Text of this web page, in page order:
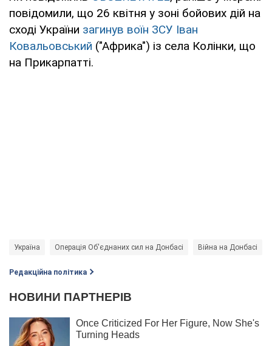
повідомили, що 26 квітня у зоні бойових дій на
сході України загинув воїн ЗСУ Іван
Ковальовський ("Африка") із села Колінки, що
на Прикарпатті.
Україна Операція Об'єднаних сил на Донбасі Війна на Донбасі
Редакційна політика